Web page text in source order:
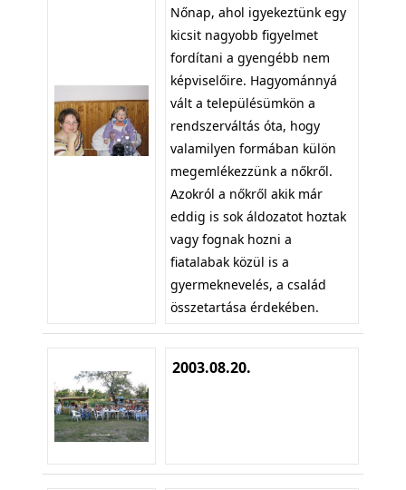
Nőnap, ahol igyekeztünk egy
kicsit nagyobb figyelmet
fordítani a gyengébb nem
képviselőire. Hagyománnyá
vált a településümkön a
rendszerváltás óta, hogy
valamilyen formában külön
megemlékezzünk a nőkről.
Azokról a nőkről akik már
eddig is sok áldozatot hoztak
vagy fognak hozni a
fiatalabak közül is a
gyermeknevelés, a család
összetartása érdekében.
2003.08.20.